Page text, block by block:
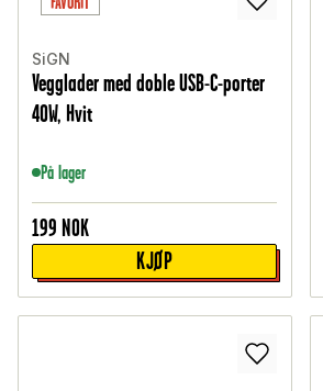
SiGN
Vegglader med doble USB-C-porter
40W, Hvit
På lager
199 NOK
KJØP